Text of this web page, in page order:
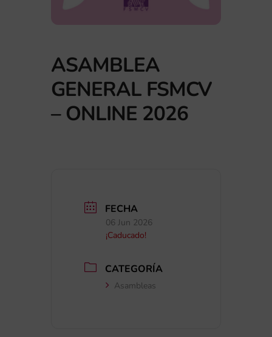
ASAMBLEA
GENERAL FSMCV
– ONLINE 2026
FECHA
06 Jun 2026
¡Caducado!
CATEGORÍA
Asambleas